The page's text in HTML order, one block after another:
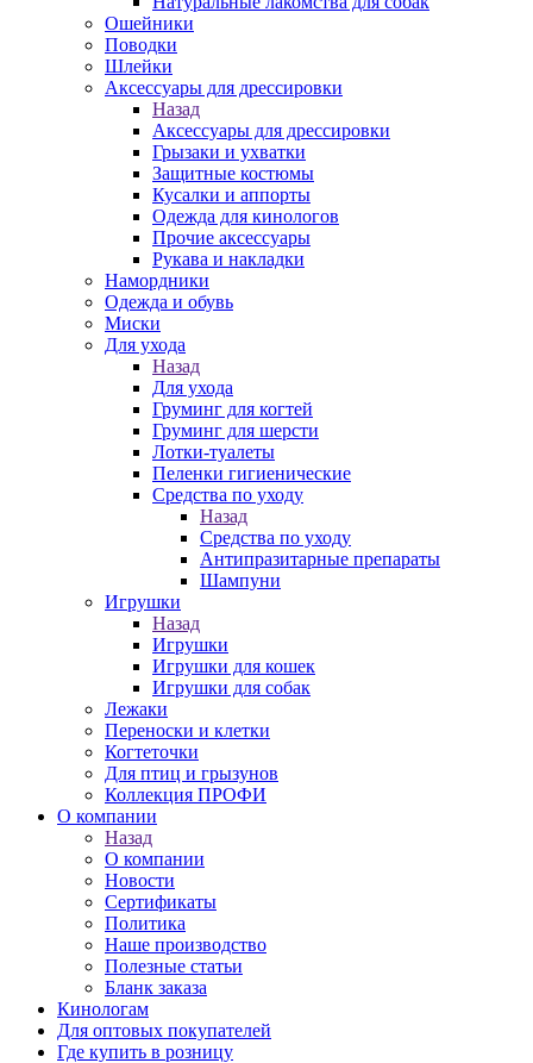
Ошейники
Поводки
Шлейки
Аксессуары для дрессировки
Назад
Аксессуары для дрессировки
Грызаки и ухватки
Защитные костюмы
Кусалки и аппорты
Одежда для кинологов
Прочие аксессуары
Рукава и накладки
Намордники
Одежда и обувь
Миски
Для ухода
Назад
Для ухода
Груминг для когтей
Груминг для шерсти
Лотки-туалеты
Пеленки гигиенические
Средства по уходу
Назад
Средства по уходу
Антипразитарные препараты
Шампуни
Игрушки
Назад
Игрушки
Игрушки для кошек
Игрушки для собак
Лежаки
Переноски и клетки
Когтеточки
Для птиц и грызунов
Коллекция ПРОФИ
О компании
Назад
О компании
Новости
Сертификаты
Политика
Наше производство
Полезные статьи
Бланк заказа
Кинологам
Для оптовых покупателей
Где купить в розницу